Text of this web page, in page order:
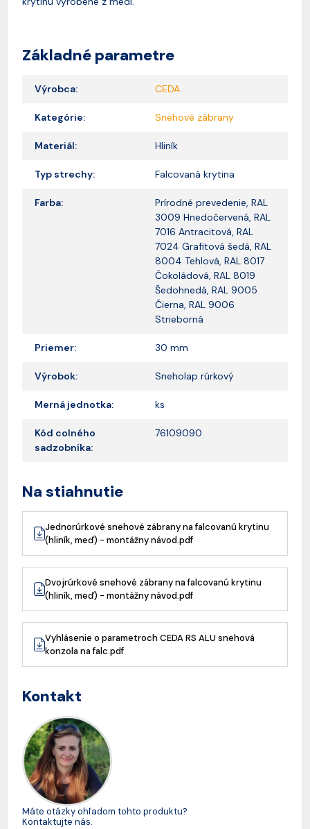
Základné parametre
Výrobca: CEDA
Kategórie: Snehové zábrany
Materiál: Hliník
Typ strechy: Falcovaná krytina
Farba:
Prírodné prevedenie, RAL
3009 Hnedočervená, RAL
7016 Antracitová, RAL
7024 Grafitová šedá, RAL
8004 Tehlová, RAL 8017
Čokoládová, RAL 8019
Šedohnedá, RAL 9005
Čierna, RAL 9006
Strieborná
Priemer: 30 mm
Výrobok: Sneholap rúrkový
Merná jednotka: ks
Kód colného
sadzobníka:
76109090
Na stiahnutie
Jednorúrkové snehové zábrany na falcovanú krytinu
(hliník, meď) - montážny návod.pdf
Dvojrúrkové snehové zábrany na falcovanú krytinu
(hliník, meď) - montážny návod.pdf
Vyhlásenie o parametroch CEDA RS ALU snehová
konzola na falc.pdf
Kontakt
Máte otázky ohľadom tohto produktu?
Kontaktujte nás.